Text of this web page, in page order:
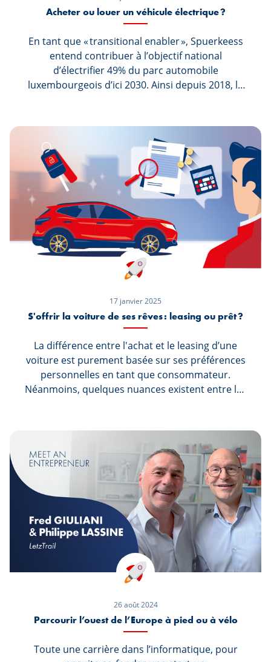
Acheter ou louer un véhicule électrique ?
En tant que « transitional enabler », Spuerkeess
entend contribuer à l’objectif national
d’électrifier 49% du parc automobile
luxembourgeois d’ici 2030. Ainsi depuis 2018, la
aujourd’hui 80% des leasing pris par les clients
de la Banque. Ce très fort intérêt pour
l’électrique est d’une part dû à la volonté de
vouloir « consommer mieux et plus
durablement », mais est aussi dû aux offres
avantageuses Lease Plus. Emir Mustafic,
Business Developer - Private Lease auprès de
Spuerkeess, nous donne les critères qui sont à
prendre en compte pour l’achat ou la location
d’un véhicule électrique.
17 janvier 2025
S'offrir la voiture de ses rêves : leasing ou prêt ?
La différence entre l'achat et le leasing d’une
voiture est purement basée sur ses préférences
personnelles en tant que consommateur.
Néanmoins, quelques nuances existent entre les
assurance, budget…, découvrez dans cet article
ce que le leasing et le prêt peuvent vous
apporter.
26 août 2024
Parcourir l’ouest de l’Europe à pied ou à vélo
Toute une carrière dans l’informatique, pour